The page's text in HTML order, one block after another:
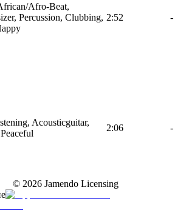
Afro-Beat,
Percussion, Clubbing, 2:52 -
Acousticguitar,
2:06 -
© 2026 Jamendo Licensing